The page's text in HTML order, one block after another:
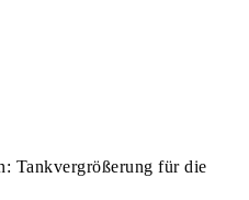
Tankvergrößerung für die